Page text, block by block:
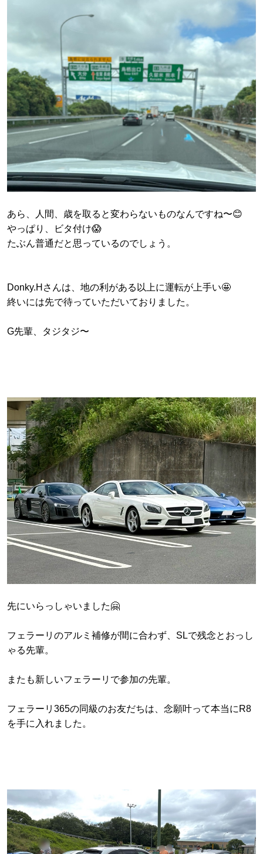
あら、人間、歳を取ると変わらないものなんですね〜😊
やっぱり、ビタ付け😱
たぶん普通だと思っているのでしょう。
Donky.Hさんは、地の利がある以上に運転が上手い🤩
終いには先で待っていただいておりました。
G先輩、タジタジ〜
先にいらっしゃいました🤗
フェラーリのアルミ補修が間に合わず、SLで残念とおっし
ゃる先輩。
またも新しいフェラーリで参加の先輩。
フェラーリ365の同級のお友だちは、念願叶って本当にR8
を手に入れました。